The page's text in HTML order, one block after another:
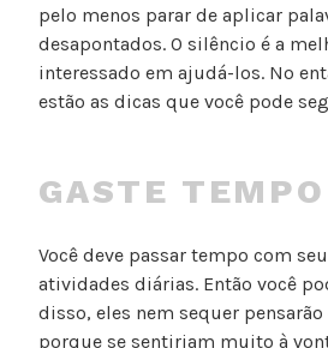
pelo menos parar de aplicar
desapontados. O silêncio é a
interessado em ajudá-los. No
estão as dicas que você pode
GASTE
Você deve passar tempo com
atividades diárias. Então você
disso, eles nem sequer
porque se sentiriam muito à